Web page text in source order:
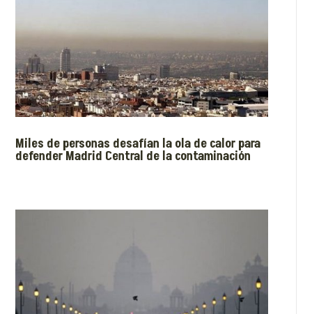
Miles de personas desafían la ola de calor para
defender Madrid Central de la contaminación